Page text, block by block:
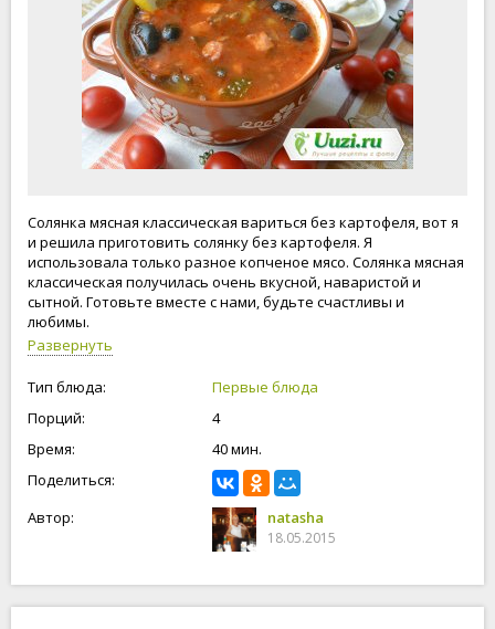
Солянка мясная классическая вариться без картофеля, вот я
и решила приготовить солянку без картофеля. Я
использовала только разное копченое мясо. Солянка мясная
классическая получилась очень вкусной, наваристой и
сытной. Готовьте вместе с нами, будьте счастливы и
любимы.
Развернуть
Тип блюда:
Первые блюда
Порций:
4
Время:
40 мин.
Поделиться:
Автор:
natasha
18.05.2015